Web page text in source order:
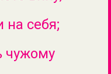
на себя;
чужому